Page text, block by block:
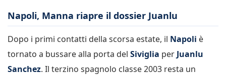
Napoli, Manna riapre il dossier Juanlu
Dopo i primi contatti della scorsa estate, il Napoli è
tornato a bussare alla porta del Siviglia perJuanlu
Sanchez. Il terzino spagnolo classe 2003 resta un